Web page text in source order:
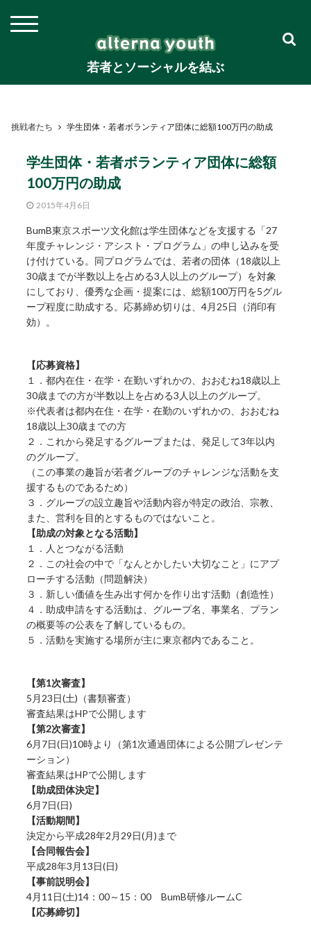
若者とソーシャルを結ぶ
挑戦者たち 学生団体・若者ボランティア団体に総額100万円の助成
学生団体・若者ボランティア団体に総額
100万円の助成
2015年4月6日
BumB東京スポーツ文化館は学生団体などを支援する「27
年度チャレンジ・アシスト・プログラム」の申し込みを受
け付けている。同プログラムでは、若者の団体（18歳以上
30歳までが半数以上を占める3人以上のグループ）を対象
にしており、優秀な企画・提案には、総額100万円を5グル
ープ程度に助成する。応募締め切りは、4月25日（消印有
効）。
【応募資格】
１．都内在住・在学・在勤いずれかの、おおむね18歳以上
30歳までの方が半数以上を占める3人以上のグループ。
※代表者は都内在住・在学・在勤のいずれかの、おおむね
18歳以上30歳までの方
２．これから発足するグループまたは、発足して3年以内
のグループ。
（この事業の趣旨が若者グループのチャレンジな活動を支
援するものであるため）
３．グループの設立趣旨や活動内容が特定の政治、宗教、
また、営利を目的とするものではないこと。
【助成の対象となる活動】
１．人とつながる活動
２．この社会の中で「なんとかしたい大切なこと」にアプ
ローチする活動（問題解決）
３．新しい価値を生み出す何かを作り出す活動（創造性）
４．助成申請をする活動は、グループ名、事業名、プラン
の概要等の公表を了解しているもの。
５．活動を実施する場所が主に東京都内であること。
【第1次審査】
5月23日(土)（書類審査）
審査結果はHPで公開します
【第2次審査】
6月7日(日)10時より（第1次通過団体による公開プレゼンテ
ーション）
審査結果はHPで公開します
【助成団体決定】
6月7日(日)
【活動期間】
決定から平成28年2月29日(月)まで
【合同報告会】
平成28年3月13日(日)
【事前説明会】
4月11日(土)14：00～15：00 BumB研修ルームC
【応募締切】